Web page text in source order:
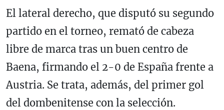
El lateral derecho, que disputó su segundo
partido en el torneo, remató de cabeza
libre de marca tras un buen centro de
Baena, firmando el 2-0 de España frente a
Austria. Se trata, además, del primer gol
del dombenitense con la selección.